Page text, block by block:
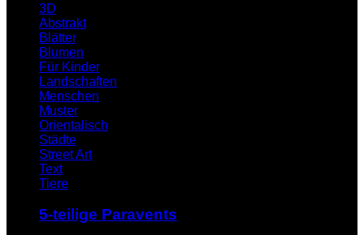
3D
Abstrakt
Blätter
Blumen
Für Kinder
Landschaften
Menschen
Muster
Orientalisch
Städte
Street Art
Text
Tiere
5-teilige Paravents